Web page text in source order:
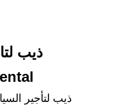
ذيب لتأجير
ذيب